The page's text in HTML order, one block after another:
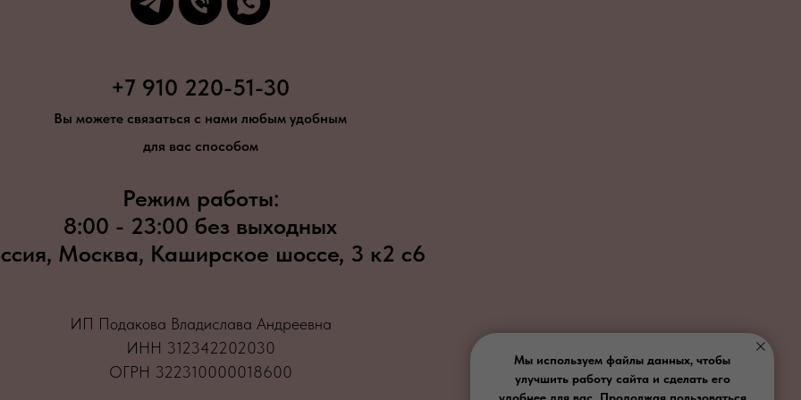
+7 910 220-51-30
Вы можете связаться с нами любым удобным
для вас способом
Режим работы:
8:00 - 23:00 без выходных
Москва, Каширское шоссе, 3 к2 с6
ИП Подакова Владислава Андреевна
ИНН 312342202030
ОГРН 322310000018600
Мы используем файлы данных, чтобы
улучшить работу сайта и сделать его